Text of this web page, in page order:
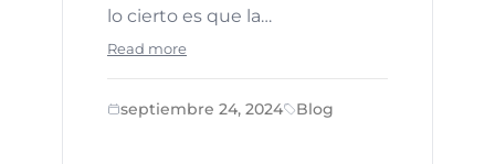
lo cierto es que la…
Read more
septiembre 24, 2024 Blog